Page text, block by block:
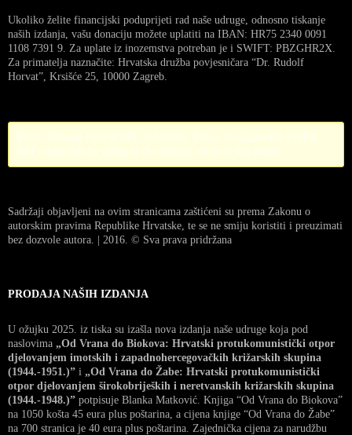
Ukoliko želite financijski poduprijeti rad naše udruge, odnosno tiskanje
naših izdanja, vašu donaciju možete uplatiti na IBAN: HR75 2340 0091
1108 7391 9. Za uplate iz inozemstva potreban je i SWIFT: PBZGHR2X.
Za primatelja naznačite: Hrvatska družba povjesničara “Dr. Rudolf
Horvat”, Krsišće 25, 10000 Zagreb.
Sadržaji objavljeni na ovim stranicama zaštićeni su prema Zakonu o
autorskim pravima Republike Hrvatske, te se ne smiju koristiti i preuzimati
bez dozvole autora. | 2016. © Sva prava pridržana
PRODAJA NAŠIH IZDANJA
U ožujku 2025. iz tiska su izašla nova izdanja naše udruge koja pod
naslovima „Od Vrana do Biokova: Hrvatski protukomunistički otpor
djelovanjem imotskih i zapadnohercegovačkih križarskih skupina
(1944.-1951.)” i „Od Vrana do Žabe: Hrvatski protukomunistički
otpor djelovanjem širokobrijeških i neretvanskih križarskih skupina
(1944.-1948.)” potpisuje Blanka Matković. Knjiga “Od Vrana do Biokova”
na 1050 košta 45 eura plus poštarina, a cijena knjige “Od Vrana do Žabe”
na 700 stranica je 40 eura plus poštarina. Zajednička cijena za narudžbu